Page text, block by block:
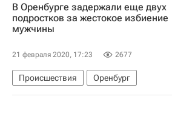
Луганская Народная Республика
Михаил Малышев
В Оренбурге задержали еще двух
подростков за жестокое избиение
мужчины
21 февраля 2020, 17:23 2677
Происшествия
Оренбург
Следственный комитет России (СК РФ)